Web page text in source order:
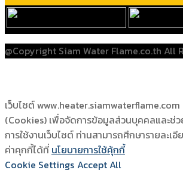
@Copyright Siam Water Flame.co.th All
เว็บไซต์
(Cookies) เพื่อจัดการข้อมูลส่วนบุคคลและช่
การใช้งานเว็บไซต์ ท่านสามารถศึกษารายละเ
ค่าคุกกี้ได้ที่ นโยบายการใช้คุ้กกี้
Cookie Settings Accept All